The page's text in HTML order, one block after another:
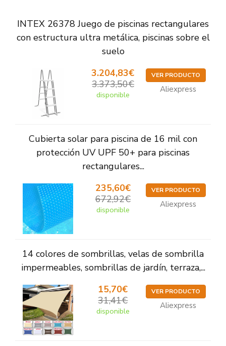
INTEX 26378 Juego de piscinas rectangulares
con estructura ultra metálica, piscinas sobre el
suelo
3.204,83€
3.373,50€
disponible
VER PRODUCTO
Aliexpress
Cubierta solar para piscina de 16 mil con
protección UV UPF 50+ para piscinas
rectangulares...
235,60€
672,92€
disponible
VER PRODUCTO
Aliexpress
14 colores de sombrillas, velas de sombrilla
impermeables, sombrillas de jardín, terraza,...
15,70€
31,41€
disponible
VER PRODUCTO
Aliexpress